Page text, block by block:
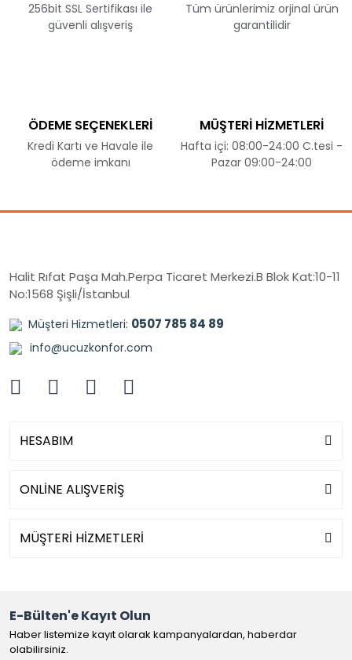
256bit SSL Sertifikası ile
güvenli alışveriş
Tüm ürünlerimiz orjinal ürün
garantilidir
ÖDEME SEÇENEKLERİ
Kredi Kartı ve Havale ile
ödeme imkanı
MÜŞTERİ HİZMETLERİ
Hafta içi: 08:00-24:00 C.tesi -
Pazar 09:00-24:00
Halit Rıfat Paşa Mah.Perpa Ticaret Merkezi.B Blok Kat:10-11
No:1568 Şişli/İstanbul
Müşteri Hizmetleri: 0507 785 84 89
info@ucuzkonfor.com
HESABIM
ONLİNE ALIŞVERİŞ
MÜŞTERİ HİZMETLERİ
E-Bülten'e Kayıt Olun
Haber listemize kayıt olarak kampanyalardan, haberdar
olabilirsiniz.